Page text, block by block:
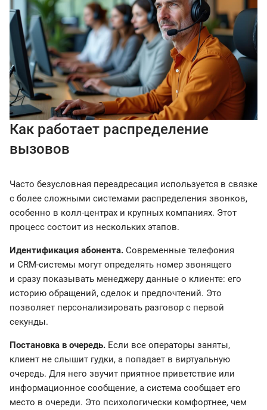
Как работает распределение
вызовов
Часто безусловная переадресация используется в связке
с более сложными системами распределения звонков,
особенно в колл-центрах и крупных компаниях. Этот
процесс состоит из нескольких этапов.
Идентификация абонента. Современные телефония
и CRM-системы могут определять номер звонящего
и сразу показывать менеджеру данные о клиенте: его
историю обращений, сделок и предпочтений. Это
позволяет персонализировать разговор с первой
секунды.
Постановка в очередь. Если все операторы заняты,
клиент не слышит гудки, а попадает в виртуальную
очередь. Для него звучит приятное приветствие или
информационное сообщение, а система сообщает его
место в очереди. Это психологически комфортнее, чем